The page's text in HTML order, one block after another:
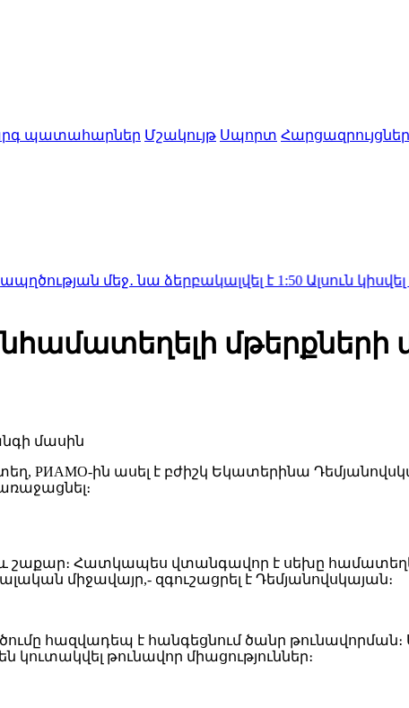
պատահարներ Մշակույթ Սպորտ Հարցազրույցներ
նա ձերբակալվել է1:50Ալսուն կիսվել է
РИАМО-ին ասել է բժիշկ Եկատերինա
շաքար։ Հատկապես վտանգավոր է սեխը
միջավայր,- զգուշացրել է Դեմյանովսկայան։
հազվադեպ է հանգեցնում ծանր
թունավոր միացություններ։